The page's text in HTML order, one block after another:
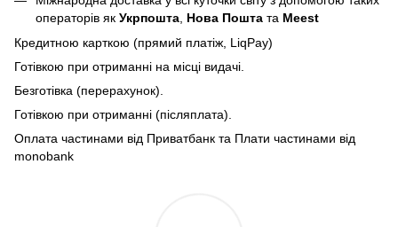
операторів як Укрпошта Нова Пошта та Meest
Кредитною карткою (прямий платіж, LiqPay)
Готівкою при отриманні на місці видачі.
Безготівка (перерахунок).
Готівкою при отриманні (післяплата).
Оплата частинами від Приватбанк та Плати частинами від
monobank